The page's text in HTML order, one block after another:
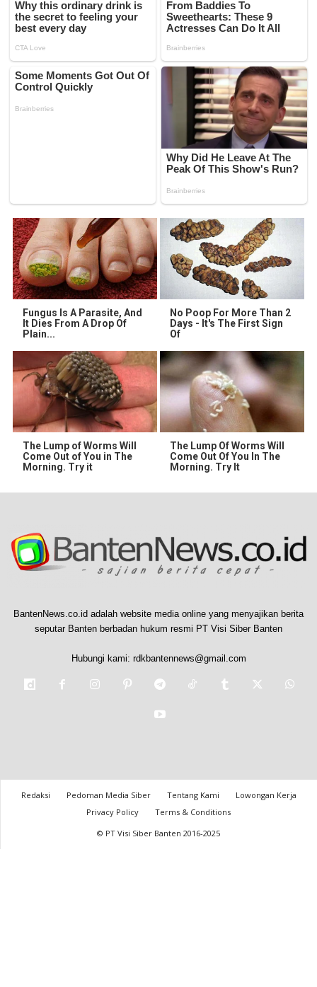
Fungus Is A Parasite, And
It Dies From A Drop Of
Plain...
No Poop For More Than 2
Days - It's The First Sign
Of
The Lump of Worms Will
Come Out of You in The
Morning. Try it
The Lump Of Worms Will
Come Out Of You In The
Morning. Try It
BantenNews.co.id adalah website media online yang menyajikan berita
seputar Banten berbadan hukum resmi PT Visi Siber Banten
Hubungi kami: rdkbantennews@gmail.com
Redaksi Pedoman Media Siber Tentang Kami
Lowongan Kerja
Privacy Policy
Terms & Conditions
© PT Visi Siber Banten 2016-2025